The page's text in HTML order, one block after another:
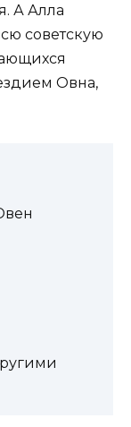
А Алла
советскую
Овна,